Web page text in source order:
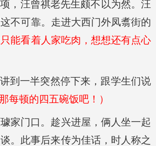
，汪曾祺老先生颇不以为然。汪
不可靠。走进大西门外凤翥街的
只能看着人家吃肉，想想还有点心
到一半突然停下来，跟学生们说
每顿的四五碗饭吧！）
家门口。趁兴进屋，俩人坐一起
。此事后来传为佳话，时人称之